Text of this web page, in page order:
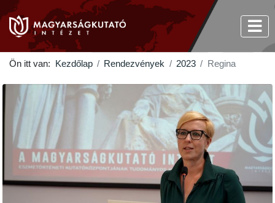
Ön itt van: Kezdőlap Rendezvények 2023 Regina